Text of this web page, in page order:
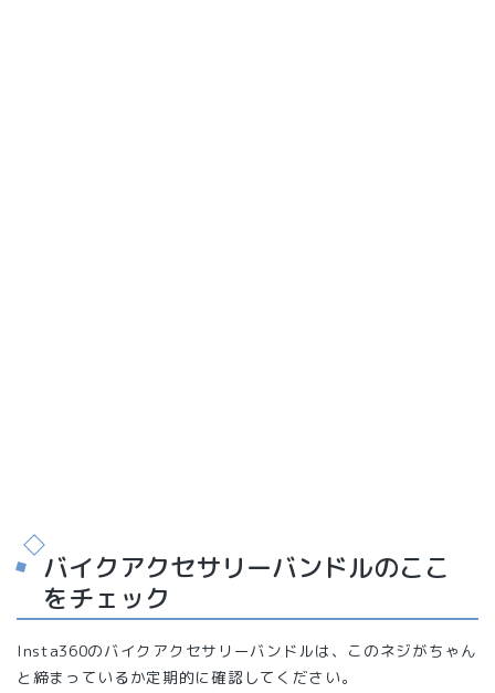
バイクアクセサリーバンドルのここ
をチェック
Insta360のバイクアクセサリーバンドルは、このネジがちゃん
と締まっているか定期的に確認してください。